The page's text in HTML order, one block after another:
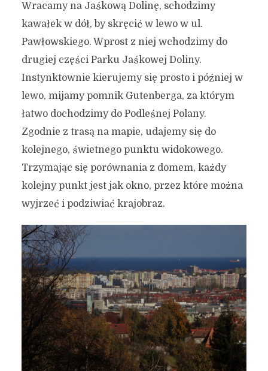
Jak poprowadzić spacer po
Wrzeszczu? Moja
propozycja trasy (projekt
dzielnicowy)
2 lipca 2020
4 min czytania
Autor:Kamil Sulewski
Wracamy na Jaśkową Dolinę, schodzimy
kawałek w dół, by skręcić w lewo w ul.
Pawłowskiego. Wprost z niej wchodzimy do
drugiej części Parku Jaśkowej Doliny.
Instynktownie kierujemy się prosto i później w
lewo, mijamy pomnik Gutenberga, za którym
łatwo dochodzimy do Podleśnej Polany.
Zgodnie z trasą na mapie, udajemy się do
kolejnego, świetnego punktu widokowego.
Trzymając się porównania z domem, każdy
kolejny punkt jest jak okno, przez które można
wyjrzeć i podziwiać krajobraz.